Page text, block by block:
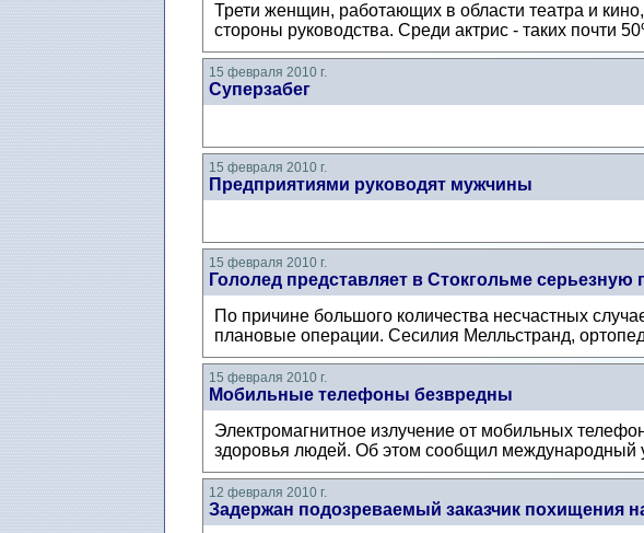
Трети женщин, работающих в области театра и
стороны руководства. Среди актрис - таких почти
15 февраля 2010 г.
Суперзабег
15 февраля 2010 г.
Предприятиями руководят мужчины
15 февраля 2010 г.
Гололед представляет в Стокгольме серьезную
По причине большого количества несчастных
плановые операции. Сесилия Мелльстранд,
15 февраля 2010 г.
Мобильные телефоны безвредны
Электромагнитное излучение от мобильных
здоровья людей. Об этом сообщил международный
12 февраля 2010 г.
Задержан подозреваемый заказчик похищения